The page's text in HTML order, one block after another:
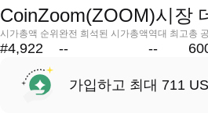
CoinZoom(ZOOM)시장
시가총액 순위
#4,922
완전 희석된 시가총액
--
역대 최고
--
총
가입하고 최대 711